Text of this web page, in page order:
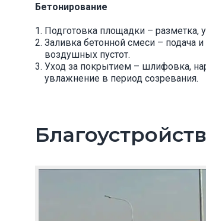
Бетонирование
Подготовка площадки – разметка,
Заливка бетонной смеси – подача
воздушных пустот.
Уход за покрытием – шлифовка,
увлажнение в период созревания.